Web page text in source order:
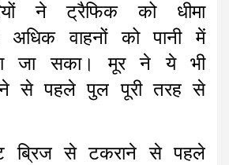
ने ट्रैफिक को धीमा
वाहनों को पानी में
जा सका। मूर ने ये भी
से पहले पुल पूरी तरह से
ब्रिज से टकराने से पहले